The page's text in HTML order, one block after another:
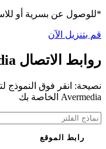
*للوصول عن بسرية أو
قم بتنزيل الآن
روابط الاتصال Avermedia
Avermedia الخاصة بك
رابط الموقع